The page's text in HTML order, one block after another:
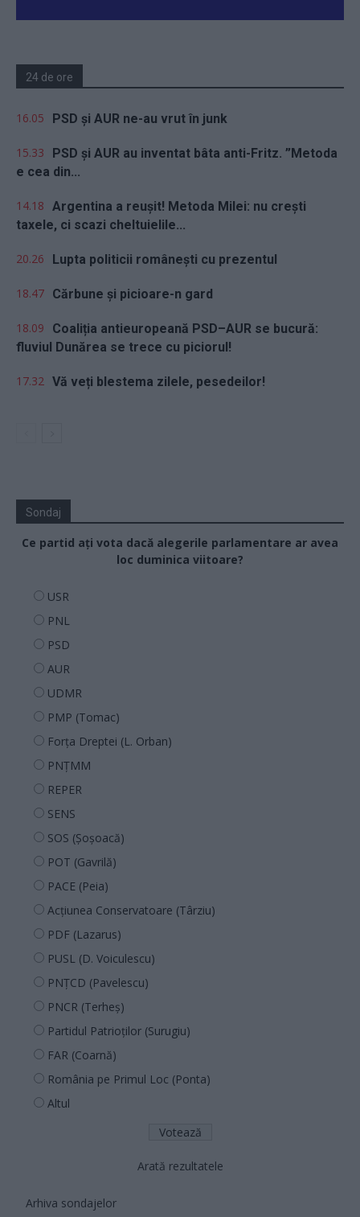
24 de ore
16.05 PSD și AUR ne-au vrut în junk
15.33
PSD și AUR au inventat bâta anti-Fritz. ”Metoda
e cea din...
14.18 Argentina a reușit! Metoda Milei: nu crești
taxele, ci scazi cheltuielile...
20.26 Lupta politicii românești cu prezentul
18.47 Cărbune și picioare-n gard
18.09
Coaliția antieuropeană PSD–AUR se bucură:
fluviul Dunărea se trece cu piciorul!
17.32 Vă veți blestema zilele, pesedeilor!
Sondaj
Ce partid ați vota dacă alegerile parlamentare ar avea
loc duminica viitoare?
USR
PNL
PSD
AUR
UDMR
PMP (Tomac)
Forța Dreptei (L. Orban)
PNȚMM
REPER
SENS
SOS (Șoșoacă)
POT (Gavrilă)
PACE (Peia)
Acțiunea Conservatoare (Târziu)
PDF (Lazarus)
PUSL (D. Voiculescu)
PNȚCD (Pavelescu)
PNCR (Terheș)
Partidul Patrioților (Surugiu)
FAR (Coarnă)
România pe Primul Loc (Ponta)
Altul
Arată rezultatele
Arhiva sondajelor